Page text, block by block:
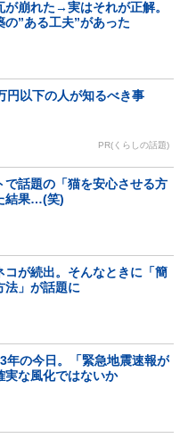
が崩れた→実はそれが正解。
の”ある工夫”があった
円以下の人が知るべき事
PR(くらしの話題)
で話題の「猫を安心させる方
結果…(笑)
コが続出。そんなときに「簡
法」が話題に
年の今日。「緊急地震速報が
実な風化ではないか